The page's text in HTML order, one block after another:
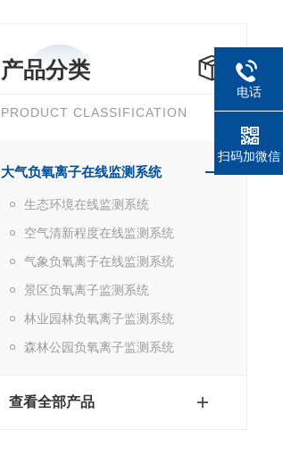
产品分类
PRODUCT CLASSIFICATION
大气负氧离子在线监测系统
生态环境在线监测系统
空气清新程度在线监测系统
气象负氧离子在线监测系统
景区负氧离子监测系统
林业园林负氧离子监测系统
森林公园负氧离子监测系统
查看全部产品
电话
扫码加微信